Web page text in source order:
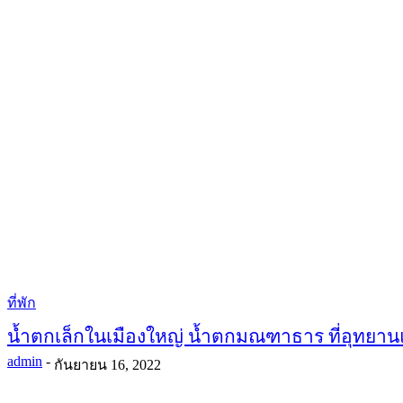
ที่พัก
น้ำตกเล็กในเมืองใหญ่ น้ำตกมณฑาธาร ที่อุทยา
admin - กันยายน 16, 2022